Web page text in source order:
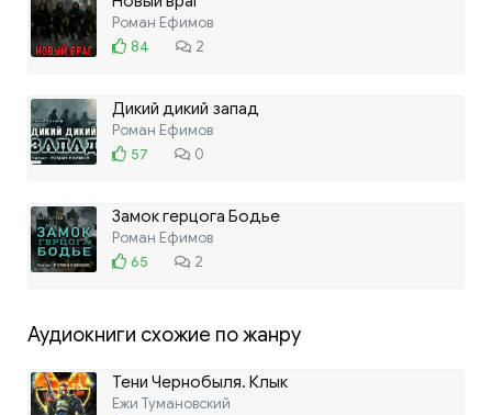
Роман Ефимов
84
2
Дикий дикий запад
Роман Ефимов
57
0
Замок герцога Бодье
Роман Ефимов
65
2
Аудиокниги схожие по жанру
Тени Чернобыля. Клык
Ежи Тумановский